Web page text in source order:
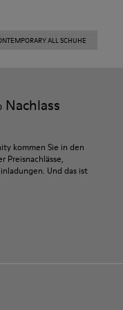
ALL SCHUHE
Nachlass
kommen Sie in den
Preisnachlässe,
Und das ist